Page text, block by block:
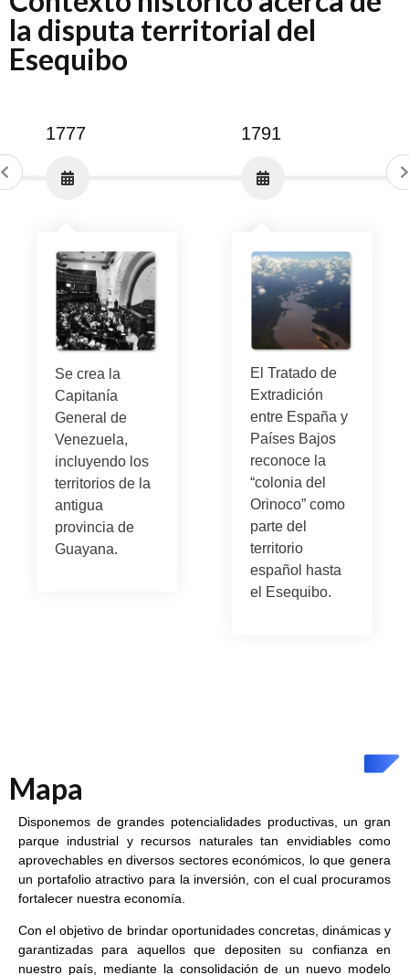
la disputa territorial del
Esequibo
1777
Se crea la
Capitanía
General de
Venezuela,
incluyendo los
territorios de la
antigua
provincia de
Guayana.
1791
El Tratado de
Extradición
entre España y
Países Bajos
reconoce la
“colonia del
Orinoco” como
parte del
territorio
español hasta
el Esequibo.
Mapa
Disponemos de grandes potencialidades productivas, un gran
parque industrial y recursos naturales tan envidiables como
aprovechables en diversos sectores económicos, lo que genera
un portafolio atractivo para la inversión, con el cual procuramos
fortalecer nuestra economía.
Con el objetivo de brindar oportunidades concretas, dinámicas y
garantizadas para aquellos que depositen su confianza en
nuestro país, mediante la consolidación de un nuevo modelo